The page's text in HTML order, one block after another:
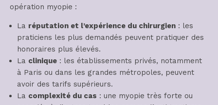
opération myopie :
La réputation et l’expérience du chirurgien : les
praticiens les plus demandés peuvent pratiquer des
honoraires plus élevés.
La clinique : les établissements privés, notamment
à Paris ou dans les grandes métropoles, peuvent
avoir des tarifs supérieurs.
La complexité du cas : une myopie très forte ou